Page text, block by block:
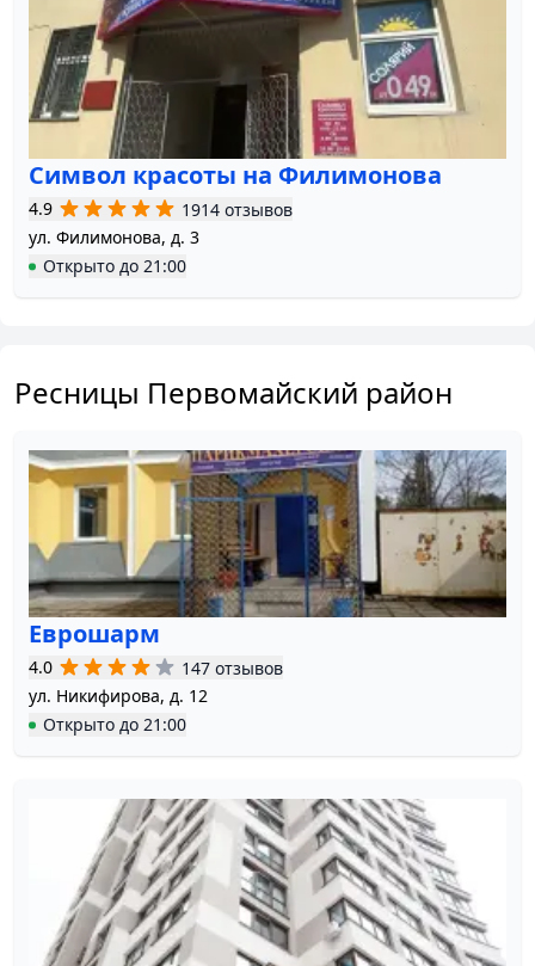
Символ красоты на Филимонова
4.9
1914 отзывов
ул. Филимонова, д. 3
Открыто до 21:00
Ресницы Первомайский район
Еврошарм
4.0
147 отзывов
ул. Никифирова, д. 12
Открыто до 21:00